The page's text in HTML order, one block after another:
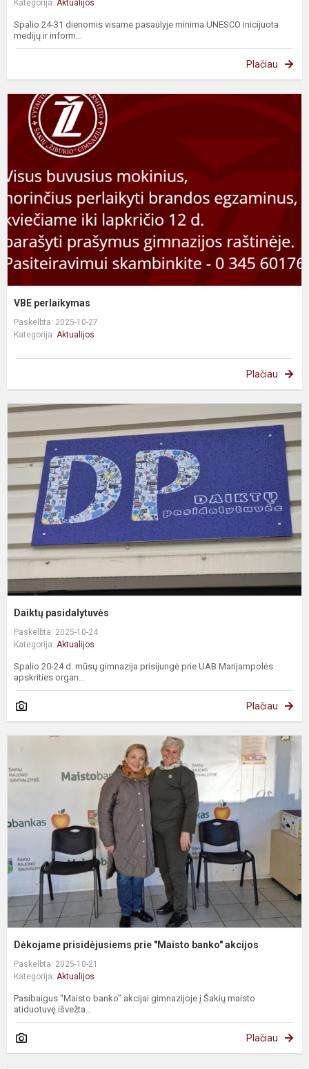
Kategorija: Aktualijos
Spalio 24-31 dienomis visame pasaulyje minima UNESCO inicijuota
medijų ir inform...
Plačiau
VBE perlaikymas
Paskelbta: 2025-10-27
Kategorija: Aktualijos
Plačiau
Daiktų pasidalytuvės
Paskelbta: 2025-10-24
Kategorija: Aktualijos
Spalio 20-24 d. mūsų gimnazija prisijungė prie UAB Marijampolės
apskrities organ...
Plačiau
Dėkojame prisidėjusiems prie "Maisto banko" akcijos
Paskelbta: 2025-10-21
Kategorija: Aktualijos
Pasibaigus "Maisto banko" akcijai gimnazijoje į Šakių maisto
atiduotuvę išvežta...
Plačiau